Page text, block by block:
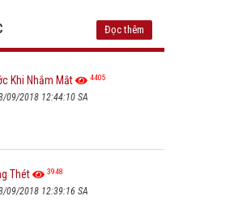
Đọc thêm
Khi Nhắm Mắt 4405
09/2018 12:44:10 SA
Thét 3948
09/2018 12:39:16 SA